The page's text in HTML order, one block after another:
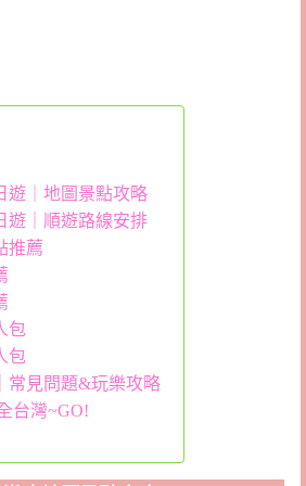
遊｜地圖景點攻略
遊｜順遊路線安排
推薦
包
包
常見問題&玩樂攻略
台灣~GO!